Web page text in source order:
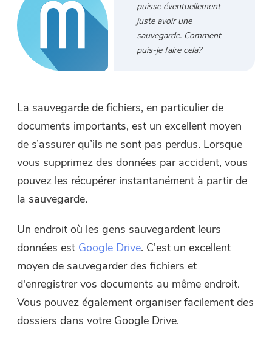
puisse éventuellement
juste avoir une
sauvegarde. Comment
puis-je faire cela?
La sauvegarde de fichiers, en particulier de
documents importants, est un excellent moyen
de s’assurer qu’ils ne sont pas perdus. Lorsque
vous supprimez des données par accident, vous
pouvez les récupérer instantanément à partir de
la sauvegarde.
Un endroit où les gens sauvegardent leurs
données est Google Drive. C'est un excellent
moyen de sauvegarder des fichiers et
d'enregistrer vos documents au même endroit.
Vous pouvez également organiser facilement des
dossiers dans votre Google Drive.